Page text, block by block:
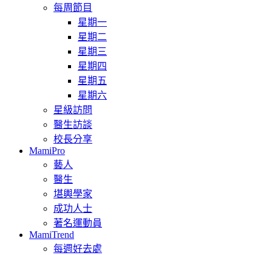
每周節目
星期一
星期二
星期三
星期四
星期五
星期六
星級訪問
醫生訪談
校長分享
MamiPro
藝人
醫生
堪輿學家
成功人士
著名運動員
MamiTrend
每週好去處